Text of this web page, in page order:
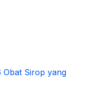
Obat Sirop yang